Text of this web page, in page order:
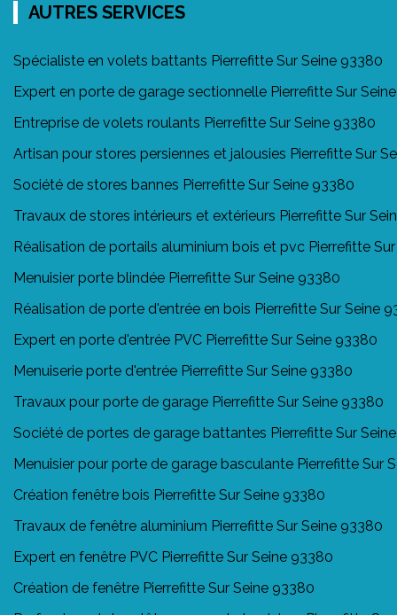
AUTRES SERVICES
Spécialiste en volets battants Pierrefitte Sur Seine 93380
Expert en porte de garage sectionnelle Pierrefitte Sur
Entreprise de volets roulants Pierrefitte Sur Seine 93380
Artisan pour stores persiennes et jalousies Pierrefitte Sur
Société de stores bannes Pierrefitte Sur Seine 93380
Travaux de stores intérieurs et extérieurs Pierrefitte Sur
Réalisation de portails aluminium bois et pvc Pierrefitte
Menuisier porte blindée Pierrefitte Sur Seine 93380
Réalisation de porte d'entrée en bois Pierrefitte Sur Seine
Expert en porte d'entrée PVC Pierrefitte Sur Seine 93380
Menuiserie porte d'entrée Pierrefitte Sur Seine 93380
Travaux pour porte de garage Pierrefitte Sur Seine 93380
Société de portes de garage battantes Pierrefitte Sur
Menuisier pour porte de garage basculante Pierrefitte Sur
Création fenêtre bois Pierrefitte Sur Seine 93380
Travaux de fenêtre aluminium Pierrefitte Sur Seine 93380
Expert en fenêtre PVC Pierrefitte Sur Seine 93380
Création de fenêtre Pierrefitte Sur Seine 93380